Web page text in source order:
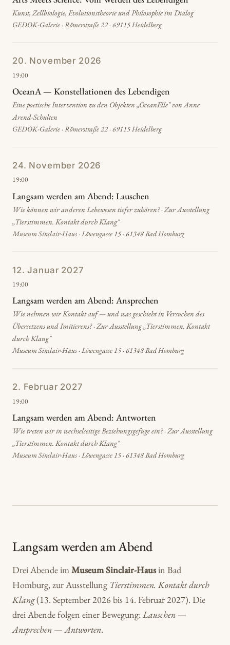
Kunst, Zellbiologie, Evolutionstheorie und Philosophie im Dialog
GEDOK-Galerie · Römerstraße 22 · 69115 Heidelberg
20. November 2026
19:00
OceanA — Konstellationen des Lebendigen
Eine poetische Intervention zu den Objekten „OceanElle" von Anne
Arend-Schulten
GEDOK-Galerie · Römerstraße 22 · 69115 Heidelberg
24. November 2026
19:00
Langsam werden am Abend: Lauschen
Wie können wir anderen Lebewesen tiefer zuhören? · Zur Ausstellung
„Tierstimmen. Kontakt durch Klang"
Museum Sinclair-Haus · Löwengasse 15 · 61348 Bad Homburg
12. Januar 2027
19:00
Langsam werden am Abend: Ansprechen
Wie nehmen wir Kontakt auf — und was geschieht in Versuchen des
Übersetzens und Imitierens? · Zur Ausstellung „Tierstimmen. Kontakt
durch Klang"
Museum Sinclair-Haus · Löwengasse 15 · 61348 Bad Homburg
2. Februar 2027
19:00
Langsam werden am Abend: Antworten
Wie treten wir in wechselseitige Beziehungsgefüge ein? · Zur Ausstellung
„Tierstimmen. Kontakt durch Klang"
Museum Sinclair-Haus · Löwengasse 15 · 61348 Bad Homburg
Langsam werden am Abend
Drei Abende imMuseum Sinclair-Hausin Bad
Homburg, zur Ausstellung Tierstimmen. Kontakt durch
Klang(13. September 2026 bis 14. Februar 2027). Die
drei Abende folgen einer Bewegung:Lauschen —
Ansprechen —Antworten.